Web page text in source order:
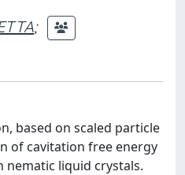
;
based on scaled particle
of cavitation free energy
nematic liquid crystals.